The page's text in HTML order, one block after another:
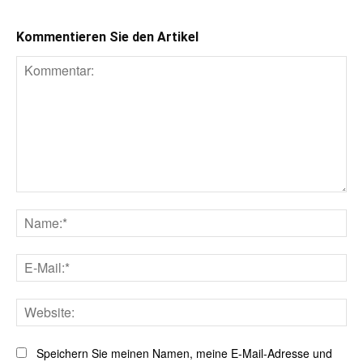
Kommentieren Sie den Artikel
Speichern Sie meinen Namen, meine E-Mail-Adresse und